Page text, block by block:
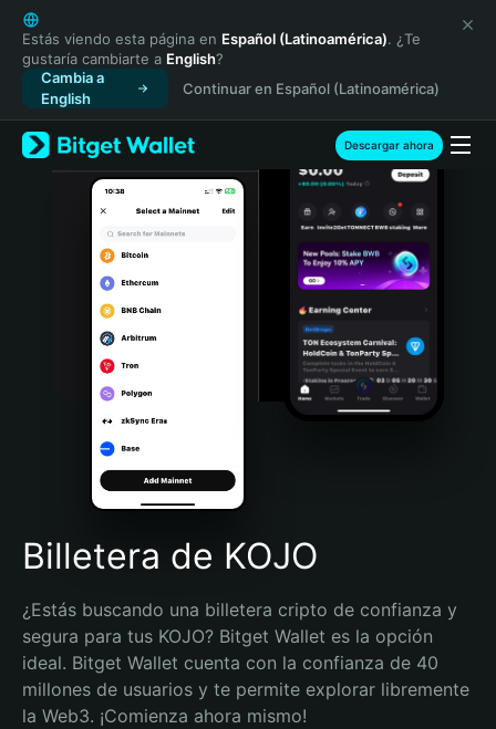
English
日本語
Tiếng Việt
Русский
Español (Latinoamérica)
Türkçe
Italiano
Português (Portugal)
Bahasa Indonesia
Português (Brasil)
Español (Argentina)
Estás viendo esta página en Español (Latinoamérica). ¿Te
gustaría cambiarte a English?
Cambia a
English
Continuar en Español (Latinoamérica)
Descargar ahora
Billetera de KOJO
¿Estás buscando una billetera cripto de confianza y
segura para tus KOJO? Bitget Wallet es la opción
ideal. Bitget Wallet cuenta con la confianza de 40
millones de usuarios y te permite explorar libremente
la Web3. ¡Comienza ahora mismo!